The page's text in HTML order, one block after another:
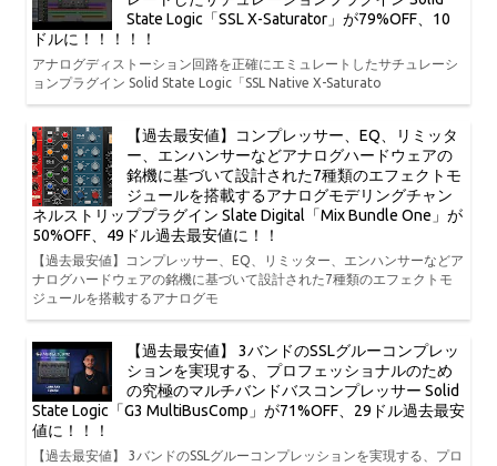
State Logic「SSL X-Saturator」が79%OFF、10
ドルに！！！！！
アナログディストーション回路を正確にエミュレートしたサチュレーシ
ョンプラグイン Solid State Logic「SSL Native X-Saturato
【過去最安値】コンプレッサー、EQ、リミッタ
ー、エンハンサーなどアナログハードウェアの
銘機に基づいて設計された7種類のエフェクトモ
ジュールを搭載するアナログモデリングチャン
ネルストリッププラグイン Slate Digital「Mix Bundle One」が
50%OFF、49ドル過去最安値に！！
【過去最安値】コンプレッサー、EQ、リミッター、エンハンサーなどア
ナログハードウェアの銘機に基づいて設計された7種類のエフェクトモ
ジュールを搭載するアナログモ
【過去最安値】 3バンドのSSLグルーコンプレッ
ションを実現する、プロフェッショナルのため
の究極のマルチバンドバスコンプレッサー Solid
State Logic「G3 MultiBusComp」が71%OFF、29ドル過去最安
値に！！！
【過去最安値】 3バンドのSSLグルーコンプレッションを実現する、プロ